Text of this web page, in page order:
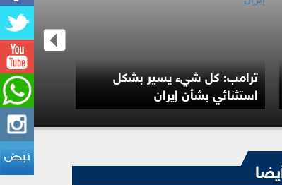
ترامب: كل شيء يسير بشكل
استثنائي بشأن إيران
روسيا:
الخدمات